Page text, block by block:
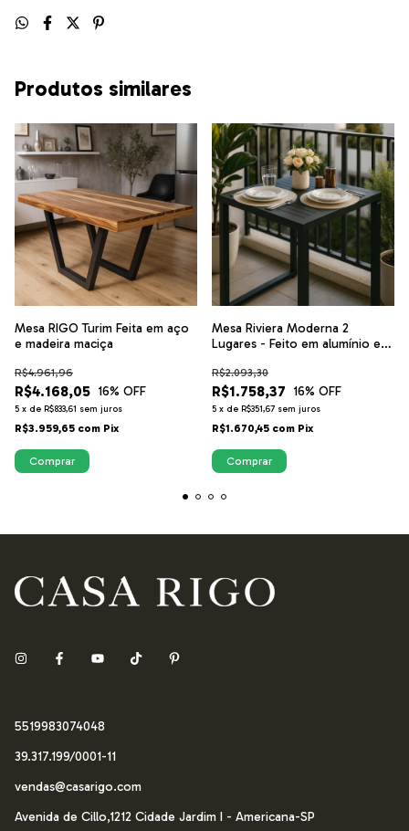
Produtos similares
Mesa RIGO Turim Feita em aço
e madeira maciça
R$4.168,05
R$4.961,96
16% OFF
5 x de R$833,61 sem juros
R$3.959,65 com Pix
Mesa Riviera Moderna 2
Lugares - Feito em alumínio e
R$1.758,37
R$2.093,30
16% OFF
5 x de R$351,67 sem juros
R$1.670,45 com Pix
Comprar
5519983074048
39.317.199/0001-11
vendas@casarigo.com
Avenida de Cillo,1212 Cidade Jardim I - Americana-SP